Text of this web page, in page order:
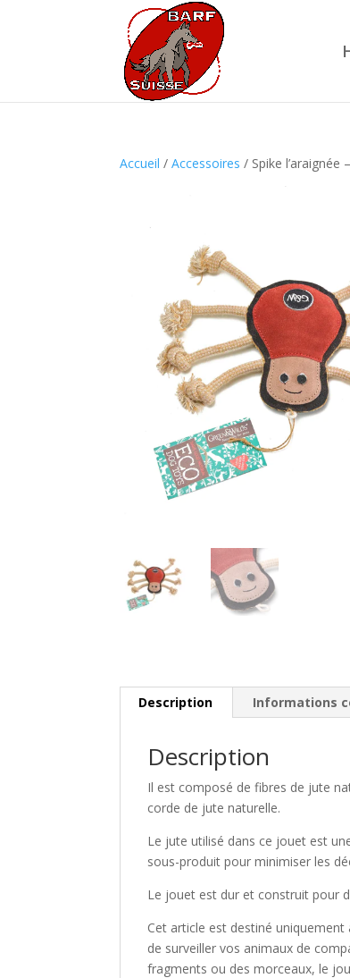
Accueil /Accessoires / Spike l’araignée
Description Informations
Description
Il est composé de fibres de jute
corde de jute naturelle.
Le jute utilisé dans ce jouet est
sous-produit pour minimiser les
Le jouet est dur et construit pour
Cet article est destiné
de surveiller vos animaux de
fragments ou des morceaux, le